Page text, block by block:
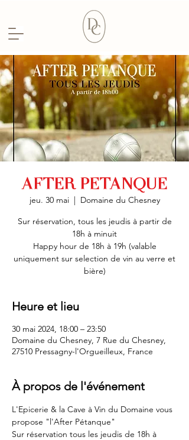
AFTER PETANQUE
jeu. 30 mai
  |
Domaine du Chesney
Sur réservation, tous les jeudis à partir de
18h à minuit
Happy hour de 18h à 19h (valable
uniquement sur selection de vin au verre et
bière)
Heure et lieu
30 mai 2024, 18:00 – 23:50
Domaine du Chesney, 7 Rue du Chesney,
27510 Pressagny-l'Orgueilleux, France
À propos de l'événement
L'Epicerie & la Cave à Vin du Domaine vous
propose "l'After Pétanque"
Sur réservation tous les jeudis de 18h à